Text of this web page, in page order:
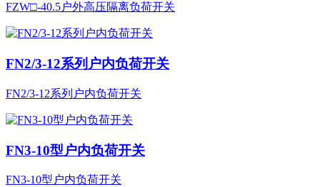
FZW□-40.5户外高压隔离负荷开关
FN2/3-12系列户内负荷开关
FN2/3-12系列户内负荷开关
FN3-10型户内负荷开关
FN3-10型户内负荷开关